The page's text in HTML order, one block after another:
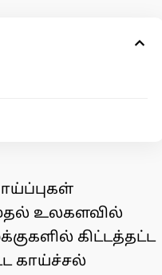
உலகளவில்
கிட்டத்தட்ட
காய்ச்சல்